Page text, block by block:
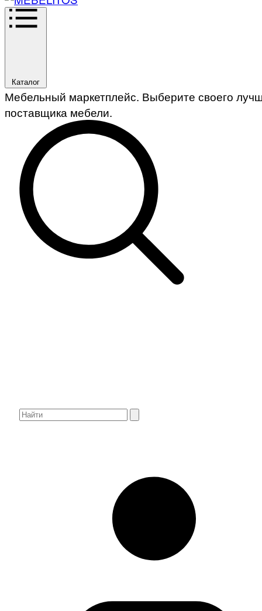
Каталог
Мебельный маркетплейс. Выберите своего
поставщика мебели.